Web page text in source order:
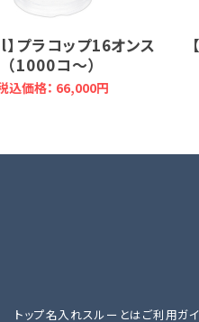
】プラコップ16オンス
（1000コ～）
込価格： 66,000円
トップ名入れスルーとはご利用ガ